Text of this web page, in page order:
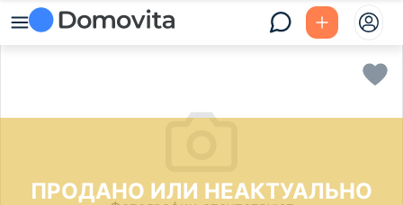
ПРОДАНО ИЛИ НЕАКТУАЛЬНО